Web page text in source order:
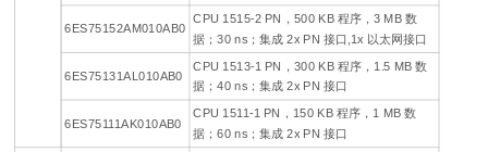
6ES75152AM010AB0
CPU 1515-2 PN，500 KB 程序，3 MB 数
据；30 ns；集成 2x PN 接口,1x 以太网接口
6ES75131AL010AB0
CPU 1513-1 PN，300 KB 程序，1.5 MB 数
据；40 ns；集成 2x PN 接口
6ES75111AK010AB0
CPU 1511-1 PN，150 KB 程序，1 MB 数
据；60 ns；集成 2x PN 接口